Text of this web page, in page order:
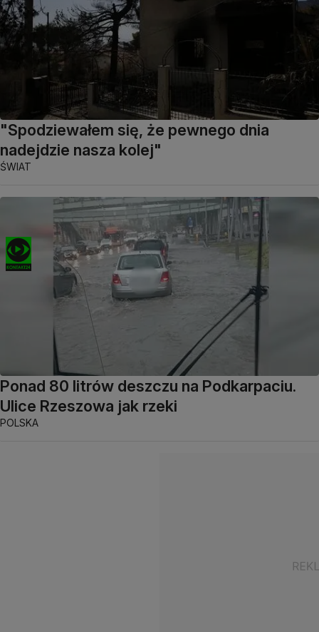
"Spodziewałem się, że pewnego dnia
nadejdzie nasza kolej"
ŚWIAT
Ponad 80 litrów deszczu na Podkarpaciu.
Ulice Rzeszowa jak rzeki
POLSKA